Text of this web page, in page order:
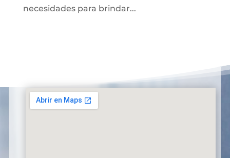
necesidades para brindar...